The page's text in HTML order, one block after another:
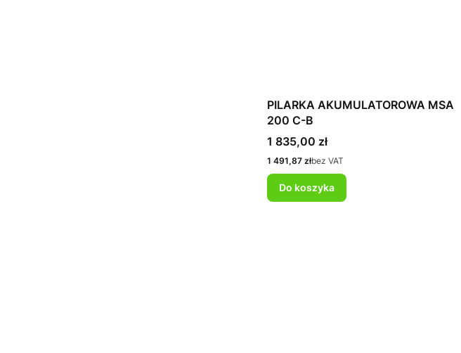
PILARKA AKUMULATOROWA MSA
200 C-B
Cena
1 835,00 zł
Cena
1 491,87 złbez VAT
Do koszyka